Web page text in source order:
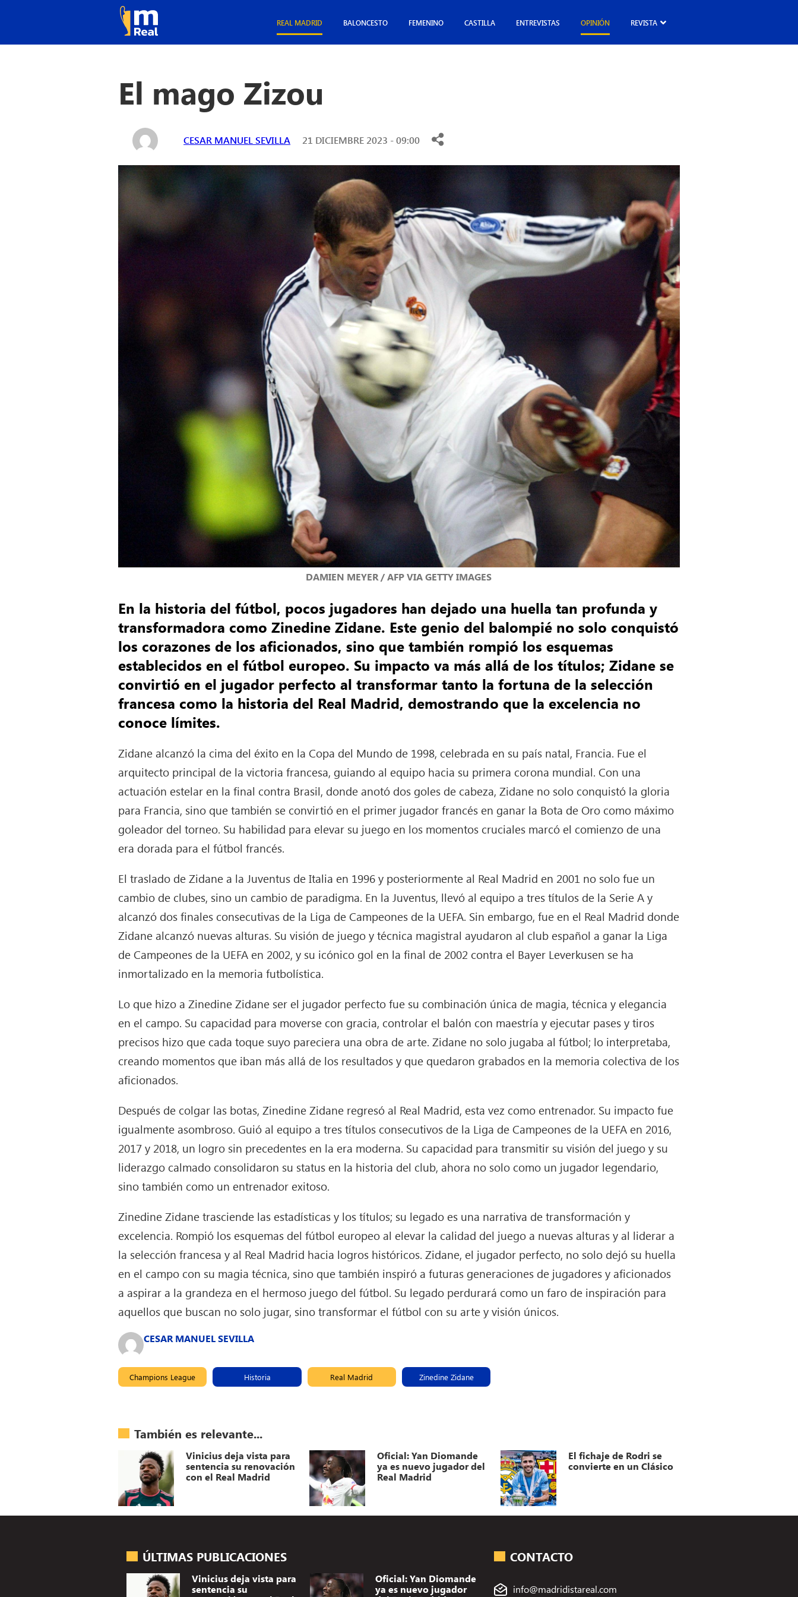
REAL MADRID BALONCESTO FEMENINO CASTILLA ENTREVISTAS OPINIÓN REVISTA
El mago Zizou
CESAR MANUEL SEVILLA 21 DICIEMBRE 2023 - 09:00
DAMIEN MEYER / AFP VIA GETTY IMAGES
En la historia del fútbol, pocos jugadores han dejado una huella tan profunda y
transformadora como Zinedine Zidane. Este genio del balompié no solo conquistó
los corazones de los aficionados, sino que también rompió los esquemas
establecidos en el fútbol europeo. Su impacto va más allá de los títulos; Zidane se
convirtió en el jugador perfecto al transformar tanto la fortuna de la selección
francesa como la historia del Real Madrid, demostrando que la excelencia no
conoce límites.
Zidane alcanzó la cima del éxito en la Copa del Mundo de 1998, celebrada en su país natal, Francia. Fue el
arquitecto principal de la victoria francesa, guiando al equipo hacia su primera corona mundial. Con una
actuación estelar en la final contra Brasil, donde anotó dos goles de cabeza, Zidane no solo conquistó la gloria
para Francia, sino que también se convirtió en el primer jugador francés en ganar la Bota de Oro como máximo
goleador del torneo. Su habilidad para elevar su juego en los momentos cruciales marcó el comienzo de una
era dorada para el fútbol francés.
El traslado de Zidane a la Juventus de Italia en 1996 y posteriormente al Real Madrid en 2001 no solo fue un
cambio de clubes, sino un cambio de paradigma. En la Juventus, llevó al equipo a tres títulos de la Serie A y
alcanzó dos finales consecutivas de la Liga de Campeones de la UEFA. Sin embargo, fue en el Real Madrid donde
Zidane alcanzó nuevas alturas. Su visión de juego y técnica magistral ayudaron al club español a ganar la Liga
de Campeones de la UEFA en 2002, y su icónico gol en la final de 2002 contra el Bayer Leverkusen se ha
inmortalizado en la memoria futbolística.
Lo que hizo a Zinedine Zidane ser el jugador perfecto fue su combinación única de magia, técnica y elegancia
en el campo. Su capacidad para moverse con gracia, controlar el balón con maestría y ejecutar pases y tiros
precisos hizo que cada toque suyo pareciera una obra de arte. Zidane no solo jugaba al fútbol; lo interpretaba,
creando momentos que iban más allá de los resultados y que quedaron grabados en la memoria colectiva de los
aficionados.
Después de colgar las botas, Zinedine Zidane regresó al Real Madrid, esta vez como entrenador. Su impacto fue
igualmente asombroso. Guió al equipo a tres títulos consecutivos de la Liga de Campeones de la UEFA en 2016,
2017 y 2018, un logro sin precedentes en la era moderna. Su capacidad para transmitir su visión del juego y su
liderazgo calmado consolidaron su status en la historia del club, ahora no solo como un jugador legendario,
sino también como un entrenador exitoso.
Zinedine Zidane trasciende las estadísticas y los títulos; su legado es una narrativa de transformación y
excelencia. Rompió los esquemas del fútbol europeo al elevar la calidad del juego a nuevas alturas y al liderar a
la selección francesa y al Real Madrid hacia logros históricos. Zidane, el jugador perfecto, no solo dejó su huella
en el campo con su magia técnica, sino que también inspiró a futuras generaciones de jugadores y aficionados
a aspirar a la grandeza en el hermoso juego del fútbol. Su legado perdurará como un faro de inspiración para
aquellos que buscan no solo jugar, sino transformar el fútbol con su arte y visión únicos.
CESAR MANUEL SEVILLA
Champions League Historia Real Madrid Zinedine Zidane
También es relevante...
Vinicius deja vista para
sentencia su renovación
con el Real Madrid
Oficial: Yan Diomande
ya es nuevo jugador del
Real Madrid
El fichaje de Rodri se
convierte en un Clásico
ÚLTIMAS PUBLICACIONES
Vinicius deja vista para
sentencia su
Oficial: Yan Diomande
ya es nuevo jugador
CONTACTO
info@madridistareal.com